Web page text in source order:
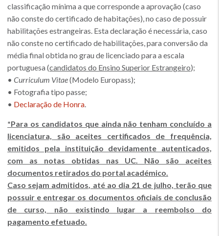
classificação mínima a que corresponde a aprovação (caso
não conste do certificado de habitações), no caso de possuir
habilitações estrangeiras. Esta declaração é necessária, caso
não conste no certificado de habilitações, para conversão da
média final obtida no grau de licenciado para a escala
portuguesa (candidatos do Ensino Superior Estrangeiro);
• Curriculum Vitae(Modelo Europass);
• Fotografia tipo passe;
• Declaração de Honra.
*Para os candidatos que ainda não tenham concluído a
licenciatura, são aceites certificados de frequência,
emitidos pela instituição devidamente autenticados,
com as notas obtidas nas UC. Não são aceites
documentos retirados do portal académico.
Caso sejam admitidos, até ao dia 21 de julho, terão que
possuir e entregar os documentos oficiais de conclusão
de curso, não existindo lugar a reembolso do
pagamento efetuado.